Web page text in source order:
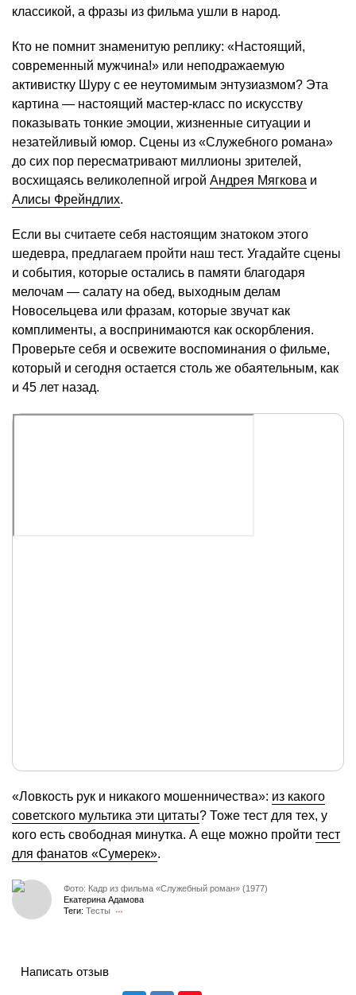
классикой, а фразы из фильма ушли в народ.
Кто не помнит знаменитую реплику: «Настоящий,
современный мужчина!» или неподражаемую
активистку Шуру с ее неутомимым энтузиазмом? Эта
картина — настоящий мастер-класс по искусству
показывать тонкие эмоции, жизненные ситуации и
незатейливый юмор. Сцены из «Служебного романа»
до сих пор пересматривают миллионы зрителей,
восхищаясь великолепной игрой Андрея Мягкова и
Алисы Фрейндлих.
Если вы считаете себя настоящим знатоком этого
шедевра, предлагаем пройти наш тест. Угадайте сцены
и события, которые остались в памяти благодаря
мелочам — салату на обед, выходным делам
Новосельцева или фразам, которые звучат как
комплименты, а воспринимаются как оскорбления.
Проверьте себя и освежите воспоминания о фильме,
который и сегодня остается столь же обаятельным, как
и 45 лет назад.
«Ловкость рук и никакого мошенничества»: из какого
советского мультика эти цитаты? Тоже тест для тех, у
кого есть свободная минутка. А еще можно пройти тест
для фанатов «Сумерек».
Фото: Кадр из фильма «Служебный роман» (1977)
Екатерина Адамова
Теги: Тесты
Написать отзыв